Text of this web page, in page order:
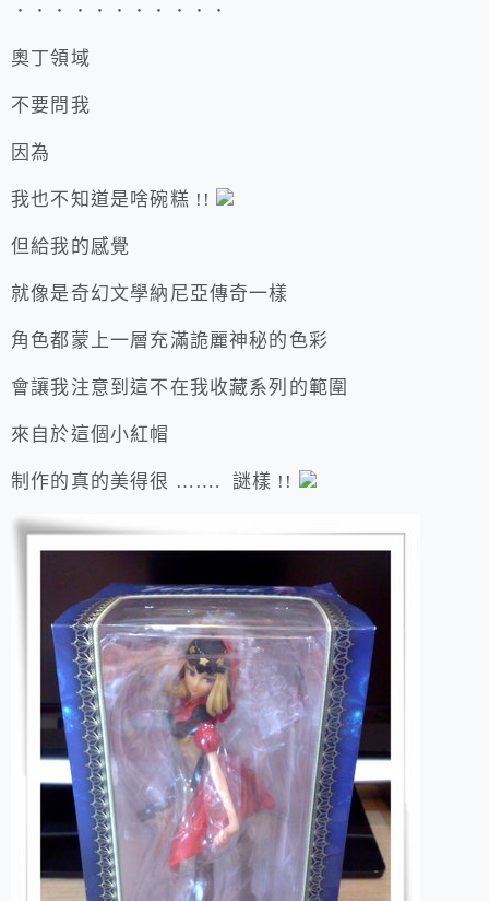
．．．．．．．．．．．
奧丁領域
不要問我
因為
我也不知道是啥碗糕 !!
但給我的感覺
就像是奇幻文學納尼亞傳奇一樣
角色都蒙上一層充滿詭麗神秘的色彩
會讓我注意到這不在我收藏系列的範圍
來自於這個小紅帽
制作的真的美得很 ……. 謎樣 !!